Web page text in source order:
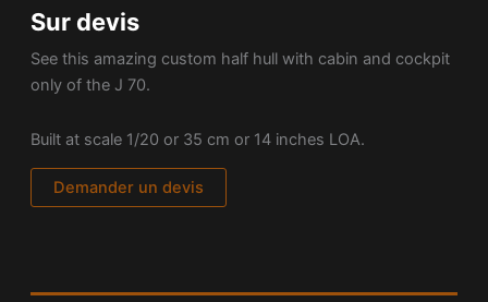
Sur devis
See this amazing custom half hull with cabin and cockpit
only of the J 70.
Built at scale 1/20 or 35 cm or 14 inches LOA.
Demander un devis